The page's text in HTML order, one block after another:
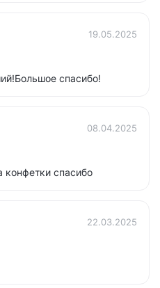
19.05.2025
спасибо!
08.04.2025
спасибо
22.03.2025